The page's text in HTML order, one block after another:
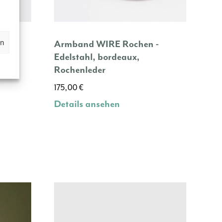
Armband WIRE Rochen -
Edelstahl, bordeaux,
Rochenleder
175,00€
Details ansehen